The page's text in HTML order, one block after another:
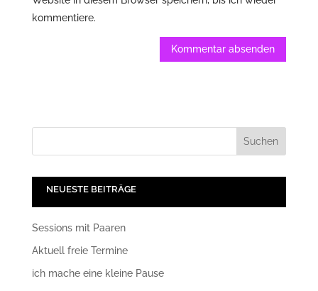
kommentiere.
NEUESTE BEITRÄGE
Sessions mit Paaren
Aktuell freie Termine
ich mache eine kleine Pause